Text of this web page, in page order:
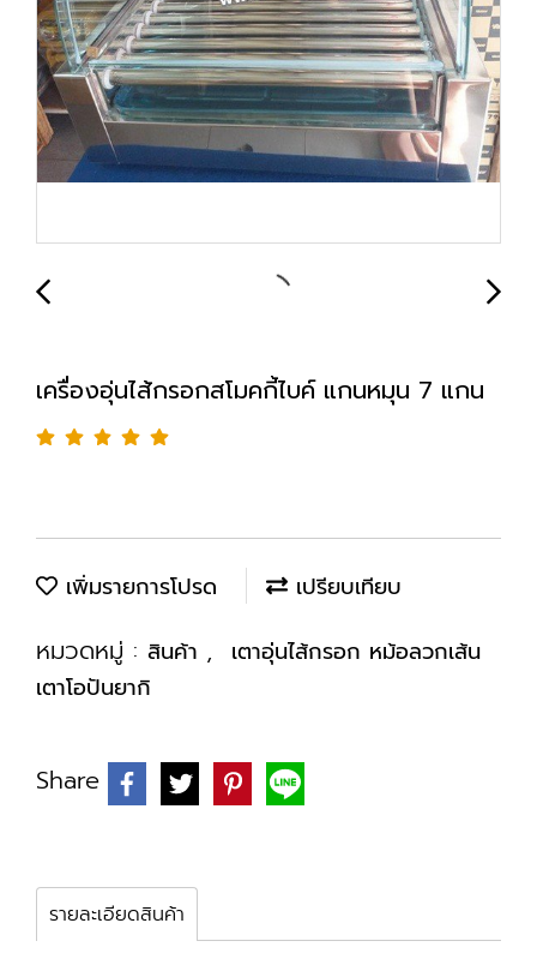
เครื่องอุ่นไส้กรอกสโมคกี้ไบค์ แกนหมุน 7 แกน
เพิ่มรายการโปรด เปรียบเทียบ
หมวดหมู่ : สินค้า ,
เตาอุ่นไส้กรอก หม้อลวกเส้น
เตาโอปันยากิ
Share
รายละเอียดสินค้า